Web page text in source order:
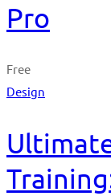
Pro
Free
Design